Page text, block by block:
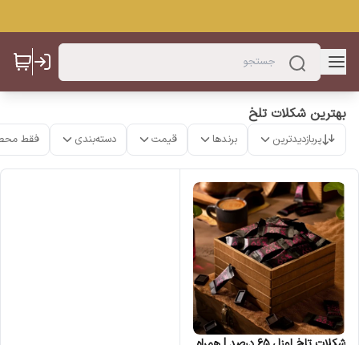
بهترین شکلات تلخ
پربازدیدترین برندها قیمت دسته‌بندی فقط